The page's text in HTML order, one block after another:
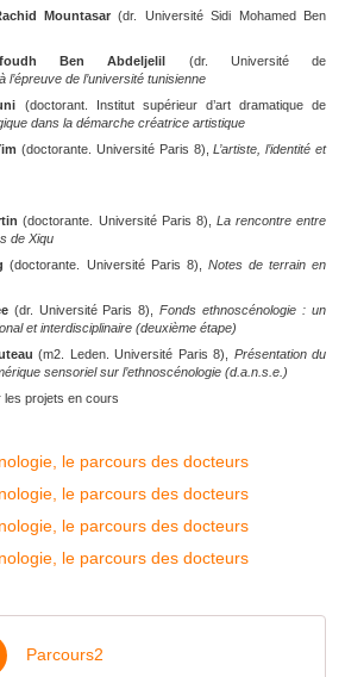
Mountasar (dr. Université Sidi Mohamed Ben
Ben Abdeljelil (dr. Université de
l’épreuve de l’université tunisienne
(doctorant. Institut supérieur d’art dramatique de
dans la démarche créatrice artistique
(doctorante. Université Paris 8), L’artiste, l’identité et
(doctorante. Université Paris 8), La rencontre entre
de Xiqu
(doctorante. Université Paris 8), Notes de terrain en
(dr. Université Paris 8),Fonds ethnoscénologie : un
et interdisciplinaire (deuxième étape)
(m2. Leden. Université Paris 8),
Présentation du
sensoriel sur l’ethnoscénologie (d.a.n.s.e.)
les projets en cours
Parcours2